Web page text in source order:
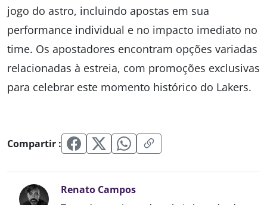
jogo do astro, incluindo apostas em sua
performance individual e no impacto imediato no
time. Os apostadores encontram opções variadas
relacionadas à estreia, com promoções exclusivas
para celebrar este momento histórico do Lakers.
Compartir :
Renato Campos